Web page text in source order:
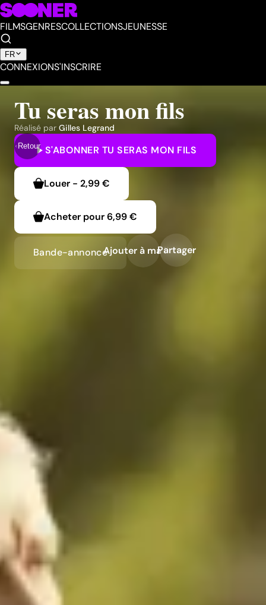
FILMSGENRESCOLLECTIONSJEUNESSE
FR
CONNEXIONS'INSCRIRE
Retour
Tu seras mon fils
Réalisé par Gilles Legrand
S'ABONNER TU SERAS MON FILS
Louer - 2,99 €
Acheter pour6,99 €
Bande-annonceAjouter à ma liste
Partager